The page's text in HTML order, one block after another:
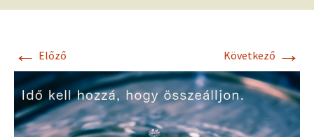
← Előző Következő →